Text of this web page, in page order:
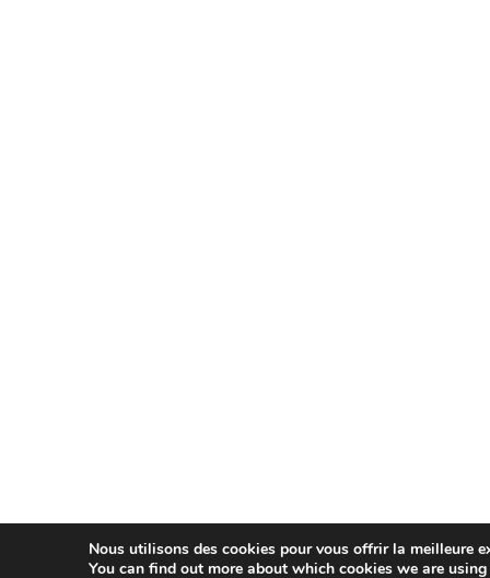
Nous utilisons des cookies pour vous offrir la meilleure
You can find out more about which cookies we are